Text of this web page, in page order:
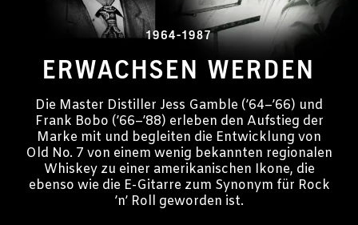
1964-1987
ERWACHSEN WERDEN
Die Master Distiller Jess Gamble (’64–’66) und
Frank Bobo (’66–’88) erleben den Aufstieg der
Marke mit und begleiten die Entwicklung von
Old No. 7 von einem wenig bekannten regionalen
Whiskey zu einer amerikanischen Ikone, die
ebenso wie die E-Gitarre zum Synonym für Rock
’n’ Roll geworden ist.